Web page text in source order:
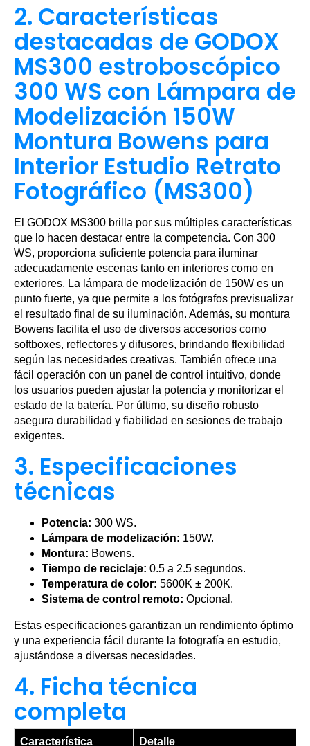
2. Características
destacadas de GODOX
MS300 estroboscópico
300 WS con Lámpara de
Modelización 150W
Montura Bowens para
Interior Estudio Retrato
Fotográfico (MS300)
El GODOX MS300 brilla por sus múltiples características
que lo hacen destacar entre la competencia. Con 300
WS, proporciona suficiente potencia para iluminar
adecuadamente escenas tanto en interiores como en
exteriores. La lámpara de modelización de 150W es un
punto fuerte, ya que permite a los fotógrafos previsualizar
el resultado final de su iluminación. Además, su montura
Bowens facilita el uso de diversos accesorios como
softboxes, reflectores y difusores, brindando flexibilidad
según las necesidades creativas. También ofrece una
fácil operación con un panel de control intuitivo, donde
los usuarios pueden ajustar la potencia y monitorizar el
estado de la batería. Por último, su diseño robusto
asegura durabilidad y fiabilidad en sesiones de trabajo
exigentes.
3. Especificaciones
técnicas
Potencia: 300 WS.
Lámpara de modelización: 150W.
Montura: Bowens.
Tiempo de reciclaje: 0.5 a 2.5 segundos.
Temperatura de color: 5600K ± 200K.
Sistema de control remoto: Opcional.
Estas especificaciones garantizan un rendimiento óptimo
y una experiencia fácil durante la fotografía en estudio,
ajustándose a diversas necesidades.
4. Ficha técnica
completa
Característica Detalle